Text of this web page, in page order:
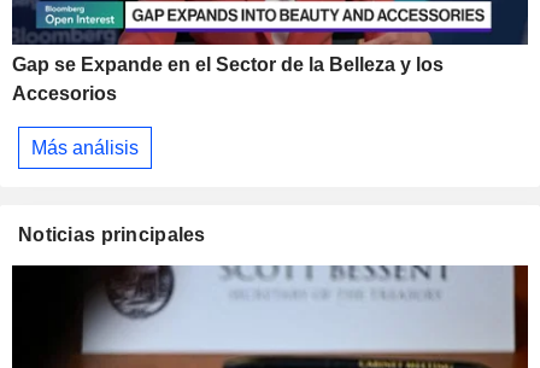
Gap se Expande en el Sector de la Belleza y los
Accesorios
Más análisis
Noticias principales